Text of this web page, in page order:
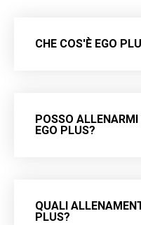
CHE COS'È EGO
POSSO
EGO PLUS?
QUALI
PLUS?